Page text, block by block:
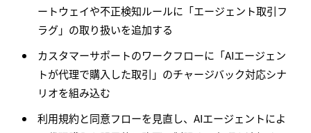
ートウェイや不正検知ルールに「エージェント取引フ
ラグ」の取り扱いを追加する
カスタマーサポートのワークフローに「AIエージェン
トが代理で購入した取引」のチャージバック対応シナ
リオを組み込む
利用規約と同意フローを見直し、AIエージェントによ